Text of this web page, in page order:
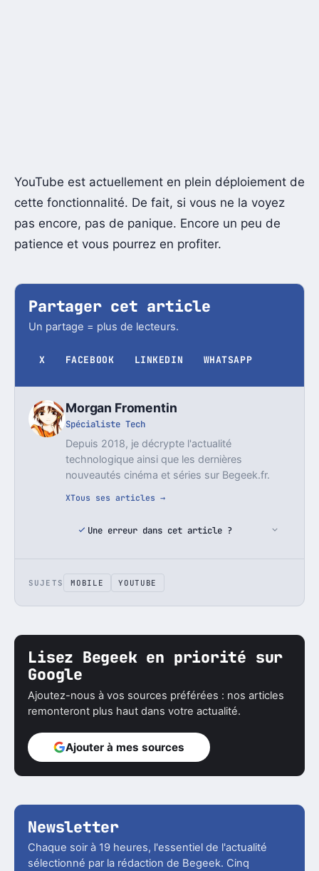
YouTube est actuellement en plein déploiement de
cette fonctionnalité. De fait, si vous ne la voyez
pas encore, pas de panique. Encore un peu de
patience et vous pourrez en profiter.
Partager cet article
Un partage = plus de lecteurs.
X FACEBOOK LINKEDIN WHATSAPP
Morgan Fromentin
Spécialiste Tech
Depuis 2018, je décrypte l'actualité
technologique ainsi que les dernières
nouveautés cinéma et séries sur Begeek.fr.
XTous ses articles →
Une erreur dans cet article ?
SUJETS MOBILE YOUTUBE
Lisez Begeek en priorité sur
Google
Ajoutez-nous à vos sources préférées : nos articles
remonteront plus haut dans votre actualité.
Ajouter à mes sources
Newsletter
Chaque soir à 19 heures, l'essentiel de l'actualité
sélectionné par la rédaction de Begeek. Cinq